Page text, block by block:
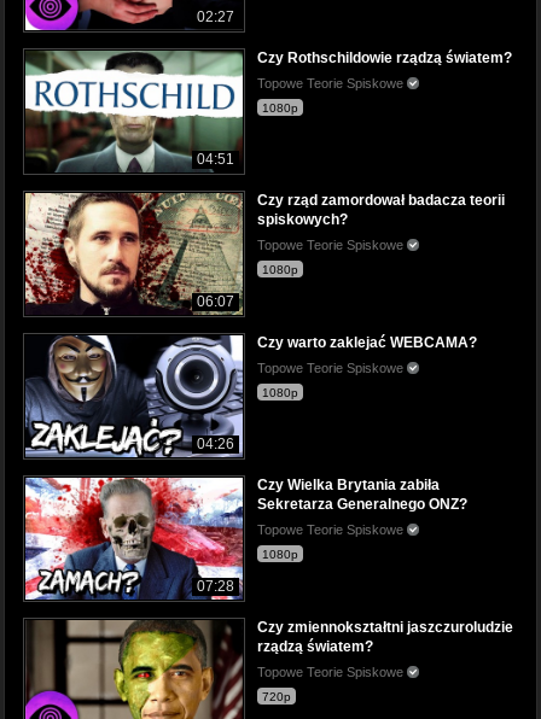
02:27
04:51
Czy Rothschildowie rządzą światem?
Topowe Teorie Spiskowe
1080p
06:07
Czy rząd zamordował badacza teorii
spiskowych?
Topowe Teorie Spiskowe
1080p
04:26
Czy warto zaklejać WEBCAMA?
Topowe Teorie Spiskowe
1080p
07:28
Czy Wielka Brytania zabiła
Sekretarza Generalnego ONZ?
Topowe Teorie Spiskowe
1080p
Czy zmiennokształtni jaszczuroludzie
rządzą światem?
Topowe Teorie Spiskowe
720p